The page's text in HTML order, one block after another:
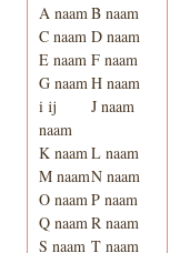
A naamB naam
C naam D naam
E naam F naam
G naamH naam
i ij
naam
J naam
K naamL naam
M naamN naam
O naamP naam
Q naamR naam
S naam T naam